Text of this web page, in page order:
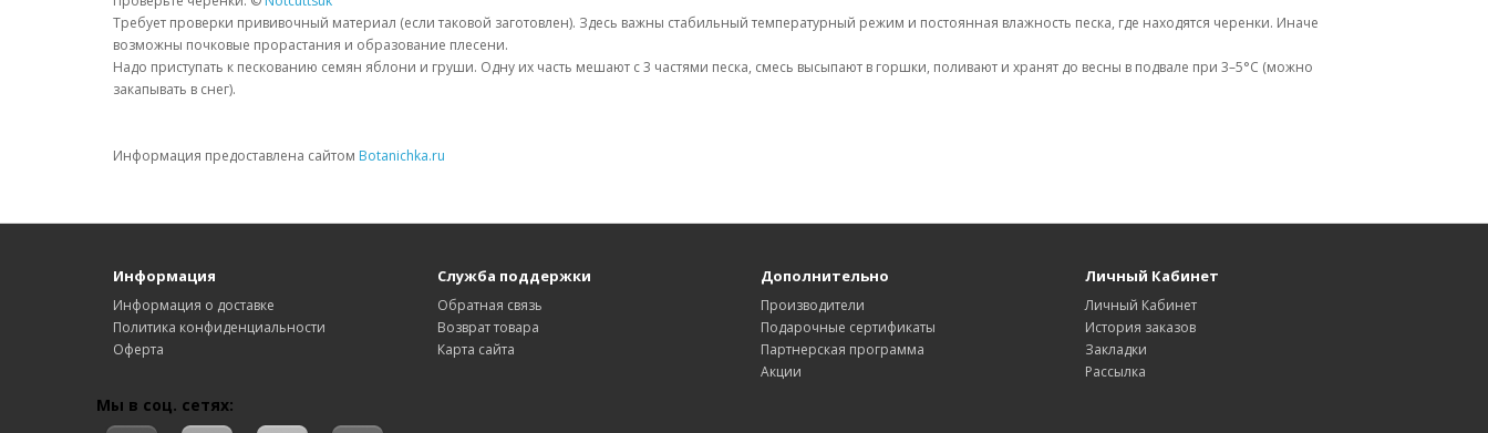
Требует проверки прививочный материал (если таковой заготовлен). Здесь важны стабильный температурный режим и постоянная влажность песка, где находятся черенки. Иначе
возможны почковые прорастания и образование плесени.
Надо приступать к пескованию семян яблони и груши. Одну их часть мешают с 3 частями песка, смесь высыпают в горшки, поливают и хранят до весны в подвале при 3–5°C (можно
закапывать в снег).
Информация предоставлена сайтом Botanichka.ru
Информация
Информация о доставке
Политика конфиденциальности
Оферта
Служба поддержки
Обратная связь
Возврат товара
Карта сайта
Дополнительно
Производители
Подарочные сертификаты
Партнерская программа
Акции
Личный Кабинет
Личный Кабинет
История заказов
Закладки
Рассылка
Мы в соц. сетях: